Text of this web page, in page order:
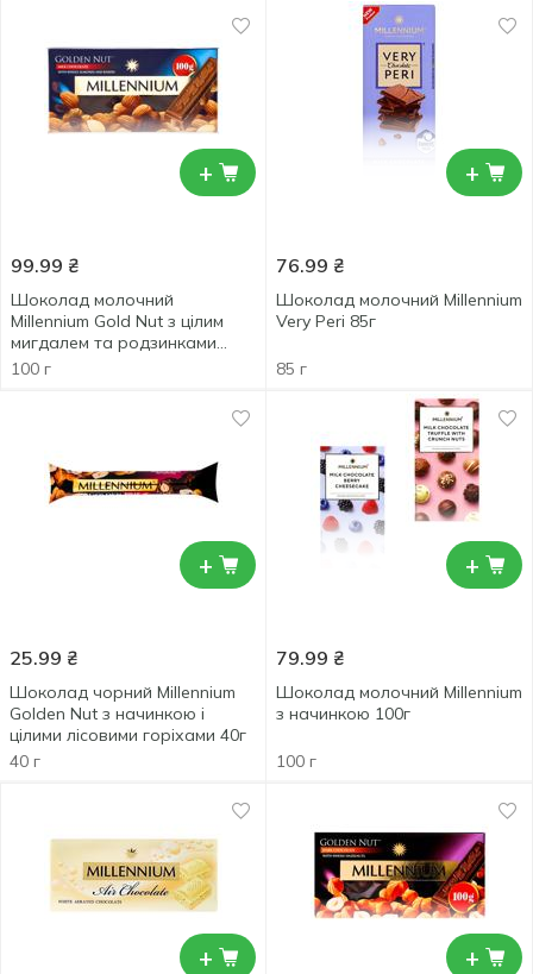
+
99.99 ₴
Шоколад молочний
Millennium Gold Nut з цілим
мигдалем та родзинками
100г
100 г
+
76.99 ₴
Шоколад молочний Millennium
Very Peri 85г
85 г
+
25.99 ₴
Шоколад чорний Millennium
Golden Nut з начинкою і
цілими лісовими горіхами 40г
40 г
+
79.99 ₴
Шоколад молочний Millennium
з начинкою 100г
100 г
+ +